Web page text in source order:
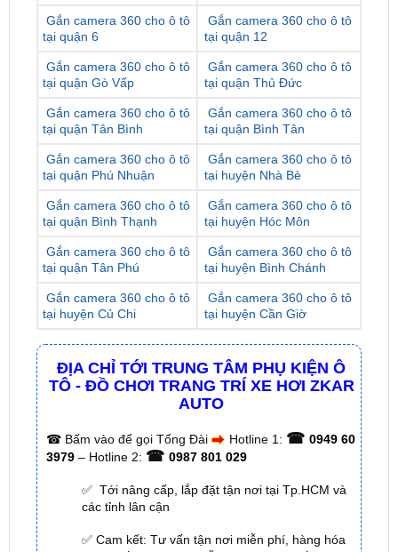
Gắn camera 360 cho ô tô
tại quận Gò Vấp
Gắn camera 360 cho ô tô
tại quận Thủ Đức
Gắn camera 360 cho ô tô
tại quận Tân Bình
Gắn camera 360 cho ô tô
tại quận Bình Tân
Gắn camera 360 cho ô tô
tại quận Phú Nhuận
Gắn camera 360 cho ô tô
tại huyện Nhà Bè
Gắn camera 360 cho ô tô
tại quận Bình Thạnh
Gắn camera 360 cho ô tô
tại huyện Hóc Môn
Gắn camera 360 cho ô tô
tại quận Tân Phú
Gắn camera 360 cho ô tô
tại huyện Bình Chánh
Gắn camera 360 cho ô tô
tại huyện Củ Chi
Gắn camera 360 cho ô tô
tại huyện Cần Giờ
ĐỊA CHỈ TỚI TRUNG TÂM PHỤ KIỆN Ô
TÔ - ĐỒ CHƠI TRANG TRÍ XE HƠI ZKAR
☎Bấm vào để gọi Tổng Đài Hotline 1:☎ 0949 60
0987 801 029
✅ Tới nâng cấp, lắp đặt tận nơi tại Tp.HCM và
các tỉnh lân cận
✅ Cam kết: Tư vấn tận nơi miễn phí, hàng hóa
kém chất lượng ( hay lỗi do nhà sản xuất ) =>